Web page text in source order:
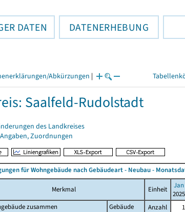
DATEN DATENERHEBUNG
Abkürzungen |
Saalfeld-Rudolstadt
des Landkreises
Zuordnungen
für Wohngebäude nach Gebäudeart - Neubau -
Merkmal Einheit
Jan
2025
zusammen
Gebäude Anzahl 1